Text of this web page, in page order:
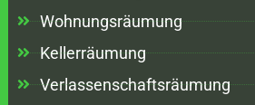
Wohnungsräumung
Kellerräumung
Verlassenschaftsräumung